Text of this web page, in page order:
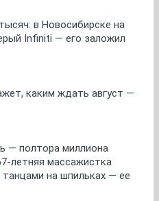
в Новосибирске на
Infiniti — его заложил
каким ждать август —
— полтора миллиона
летняя массажистка
на шпильках — ее